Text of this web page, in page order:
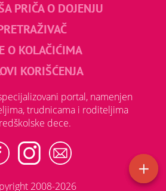
PRIČA O DOJENJU
O KOLAČIĆIMA
KORIŠĆENJA
portal, namenjen
trudnicama i roditeljima
dece.
2008-2026